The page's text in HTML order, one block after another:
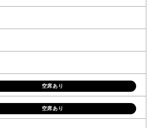
空席あり
空席あり